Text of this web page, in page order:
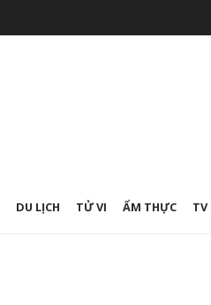
DU LỊCH TỬ VI ẨM THỰC TV